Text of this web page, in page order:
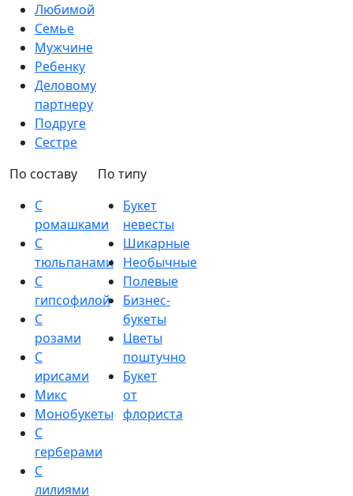
Любимой
Семье
Мужчине
Ребенку
Деловому
партнеру
Подруге
Сестре
По составу
С
ромашками
С
тюльпанами
С
гипсофилой
С
розами
С
ирисами
Микс
Монобукеты
С
герберами
С
лилиями
По типу
Букет
невесты
Шикарные
Необычные
Полевые
Бизнес-
букеты
Цветы
поштучно
Букет
от
флориста